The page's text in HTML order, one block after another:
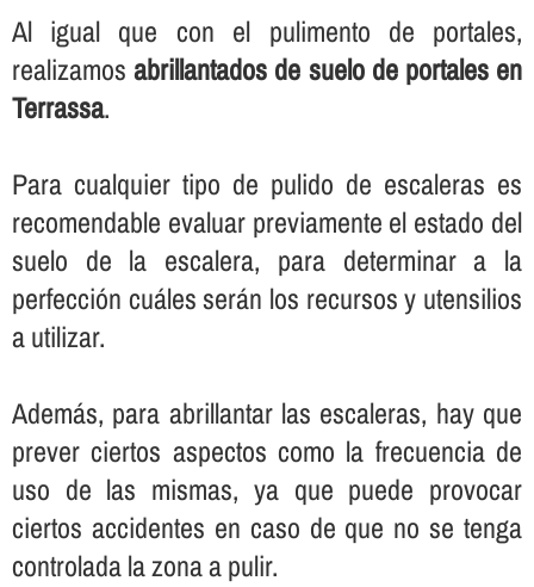
Al igual que con el pulimento de portales,
realizamosabrillantados de suelo de portales en
Terrassa.
Para cualquier tipo de pulido de escaleras es
recomendable evaluar previamente el estado del
suelo de la escalera, para determinar a la
perfección cuáles serán los recursos y utensilios
a utilizar.
Además, para abrillantar las escaleras, hay que
prever ciertos aspectos como la frecuencia de
uso de las mismas, ya que puede provocar
ciertos accidentes en caso de que no se tenga
controlada la zona a pulir.